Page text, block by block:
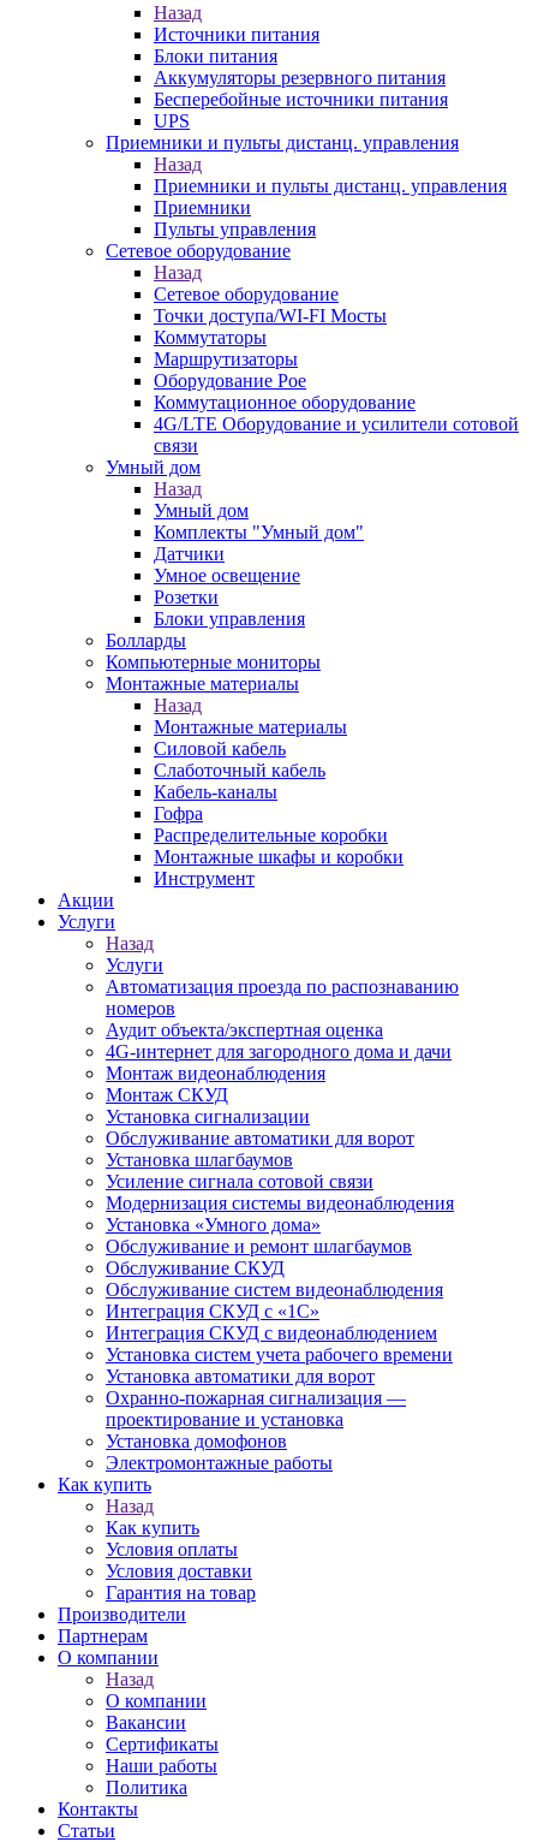
Назад
Источники питания
Блоки питания
Аккумуляторы резервного питания
Бесперебойные источники питания
UPS
Приемники и пульты дистанц. управления
Назад
Приемники и пульты дистанц. управления
Приемники
Пульты управления
Сетевое оборудование
Назад
Сетевое оборудование
Точки доступа/WI-FI Мосты
Коммутаторы
Маршрутизаторы
Оборудование Poe
Коммутационное оборудование
4G/LTE Оборудование и усилители сотовой
связи
Умный дом
Назад
Умный дом
Комплекты "Умный дом"
Датчики
Умное освещение
Розетки
Блоки управления
Болларды
Компьютерные мониторы
Монтажные материалы
Назад
Монтажные материалы
Силовой кабель
Слаботочный кабель
Кабель-каналы
Гофра
Распределительные коробки
Монтажные шкафы и коробки
Инструмент
Акции
Услуги
Назад
Услуги
Автоматизация проезда по распознаванию
номеров
Аудит объекта/экспертная оценка
4G-интернет для загородного дома и дачи
Монтаж видеонаблюдения
Монтаж СКУД
Установка сигнализации
Обслуживание автоматики для ворот
Установка шлагбаумов
Усиление сигнала сотовой связи
Модернизация системы видеонаблюдения
Установка «Умного дома»
Обслуживание и ремонт шлагбаумов
Обслуживание СКУД
Обслуживание систем видеонаблюдения
Интеграция СКУД с «1С»
Интеграция СКУД с видеонаблюдением
Установка систем учета рабочего времени
Установка автоматики для ворот
Охранно-пожарная сигнализация —
проектирование и установка
Установка домофонов
Электромонтажные работы
Как купить
Назад
Как купить
Условия оплаты
Условия доставки
Гарантия на товар
Производители
Партнерам
О компании
Назад
О компании
Вакансии
Сертификаты
Наши работы
Политика
Контакты
Статьи